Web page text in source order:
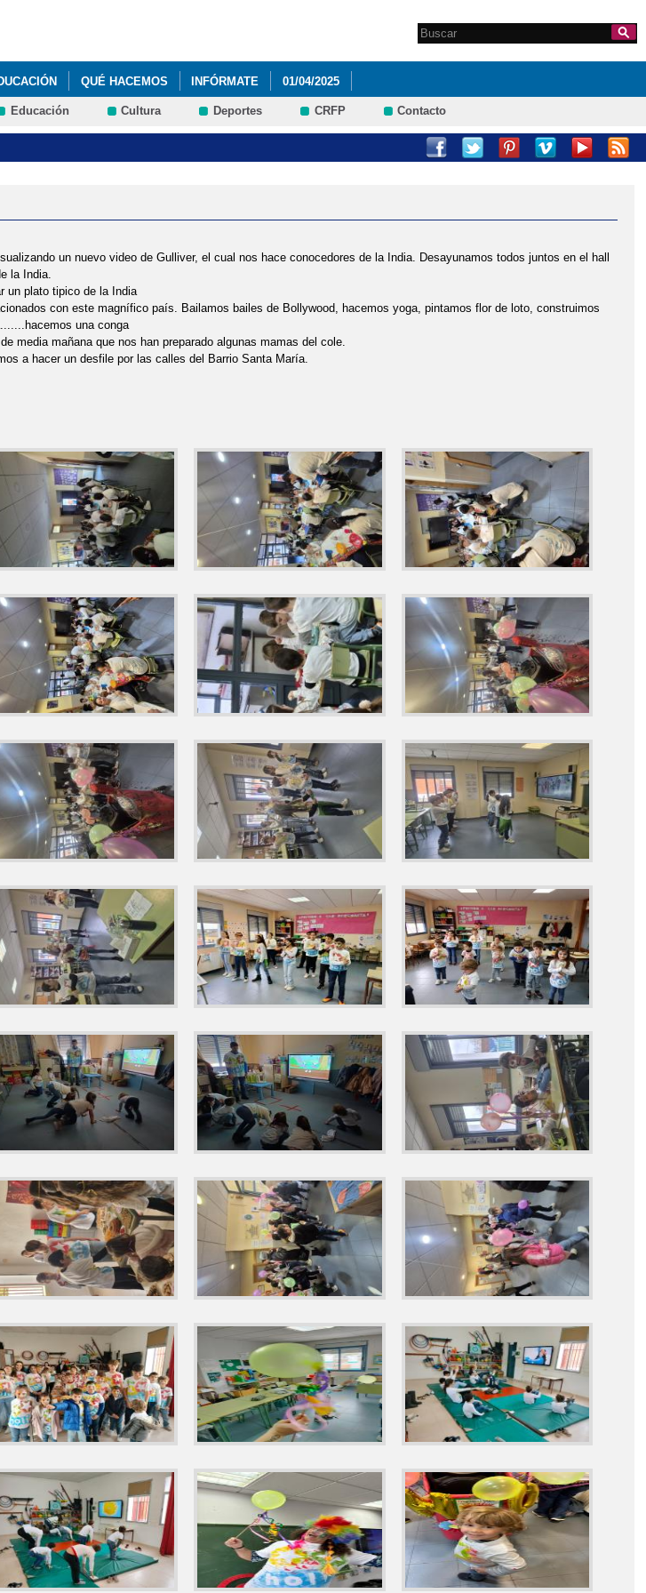
Formulario de
Search this site
QUÉ HACEMOS INFÓRMATE 01/04/2025
SOBRE EL AUTISMO. 02/06/2025 PINTAMOS CON EL CALABACÍN DEL HUERTO
1/10/2024 PROYECTO PIRATA ¡EN MARCHA!
ST. PATRICK'S DAY 18/06/2025 FIESTA FIN DE CURSO Y GRADUACIÓN
20/02/2025 EXCURSIÓN CULTURAL
PRUEBAS DE DIAGNÓSTICO
25/03/2025 VISITAMOS EL MUSEO RUIZ DE LUNA 25/04/2025 MONDILLAS CEIP SANTA MARÍA
28/01/2025 UNA CLASE DE YOGA 28/02/2025 CARNAVAL
29/05/2025 CARRERA ACTIVA EN EL CERRO NEGRO 30 ENERO RETO PIRATA
LA NATURALEZA CUIDAMOS NUESTRO HUERTO JORNADA DE PUERTAS ABIERTAS NAVIDAD 2024
CEIP SANTA MARÍA PROYECTO PIRATA - RETO II SEMANA CULTURAL
Educación Cultura Deportes CRFP Contacto
un nuevo video de Gulliver, el cual nos hace conocedores de la India. Desayunamos todos juntos en el hall
la India.
un plato tipico de la India
con este magnífico país. Bailamos bailes de Bollywood, hacemos yoga, pintamos flor de loto, construimos
una conga
media mañana que nos han preparado algunas mamas del cole.
a hacer un desfile por las calles del Barrio Santa María.